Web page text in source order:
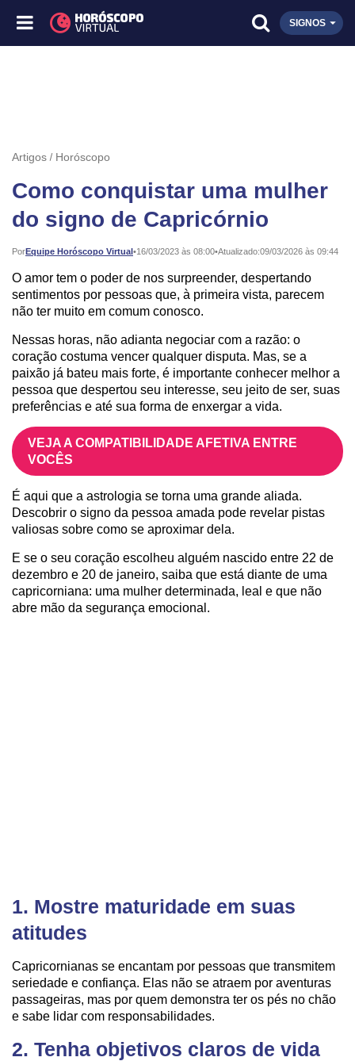
SIGNOS
Artigos Horóscopo
Como conquistar uma mulher
do signo de Capricórnio
PorEquipe Horóscopo Virtual•
Publicado: 16/03/2023 às 08:00•Atualizado:09/03/2026 às 09:44
O amor tem o poder de nos surpreender, despertando
sentimentos por pessoas que, à primeira vista, parecem
não ter muito em comum conosco.
Nessas horas, não adianta negociar com a razão: o
coração costuma vencer qualquer disputa. Mas, se a
paixão já bateu mais forte, é importante conhecer melhor a
pessoa que despertou seu interesse, seu jeito de ser, suas
preferências e até sua forma de enxergar a vida.
VEJA A COMPATIBILIDADE AFETIVA ENTRE
VOCÊS
É aqui que a astrologia se torna uma grande aliada.
Descobrir o signo da pessoa amada pode revelar pistas
valiosas sobre como se aproximar dela.
E se o seu coração escolheu alguém nascido entre 22 de
dezembro e 20 de janeiro, saiba que está diante de uma
capricorniana: uma mulher determinada, leal e que não
abre mão da segurança emocional.
1. Mostre maturidade em suas
atitudes
Capricornianas se encantam por pessoas que transmitem
seriedade e confiança. Elas não se atraem por aventuras
passageiras, mas por quem demonstra ter os pés no chão
e sabe lidar com responsabilidades.
2. Tenha objetivos claros de vida